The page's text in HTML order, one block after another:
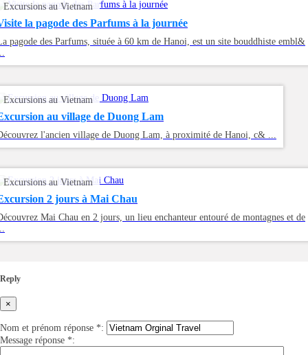
Excursions au Vietnam
la pagode des Parfums à la journée
pagode des Parfums, située à 60 km de Hanoi, est un site bouddhiste embl&
Excursions au Vietnam
au village de Duong Lam
l'ancien village de Duong Lam, à proximité de Hanoi, c& ...
Excursions au Vietnam
2 jours à Mai Chau
Mai Chau en 2 jours, un lieu enchanteur entouré de montagnes et de
Reply
×
Nom et prénom réponse *:
Message réponse *: